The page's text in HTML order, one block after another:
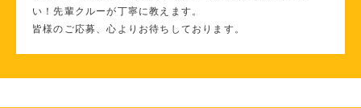
い！先輩クルーが丁寧に教えます。
皆様のご応募、心よりお待ちしております。